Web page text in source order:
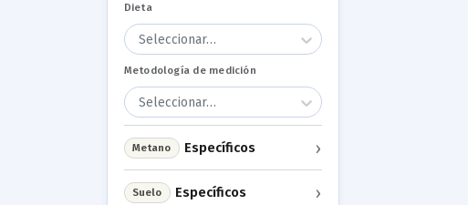
Dieta
Seleccionar…
Metodología de medición
Seleccionar…
Metano Específicos ›
Suelo Específicos ›